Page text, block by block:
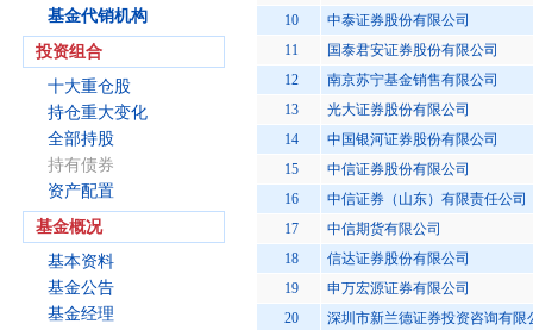
基金代销机构
投资组合
十大重仓股
持仓重大变化
全部持股
持有债券
资产配置
基金概况
基本资料
基金公告
基金经理
10
中泰证券股份有限公司
11
国泰君安证券股份有限公司
12
南京苏宁基金销售有限公司
13
光大证券股份有限公司
14
中国银河证券股份有限公司
15
中信证券股份有限公司
16
中信证券（山东）有限责任公司
17
中信期货有限公司
18
信达证券股份有限公司
19
申万宏源证券有限公司
20
深圳市新兰德证券投资咨询有限